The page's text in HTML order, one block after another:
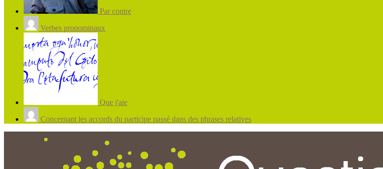
Par contre
Verbes pronominaux
Que j'aie
Concernant les accords du participe passé dans des phrases relatives